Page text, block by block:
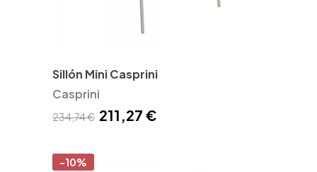
Sillón Mini Casprini
Casprini
234,74 € 211,27 €
-10%